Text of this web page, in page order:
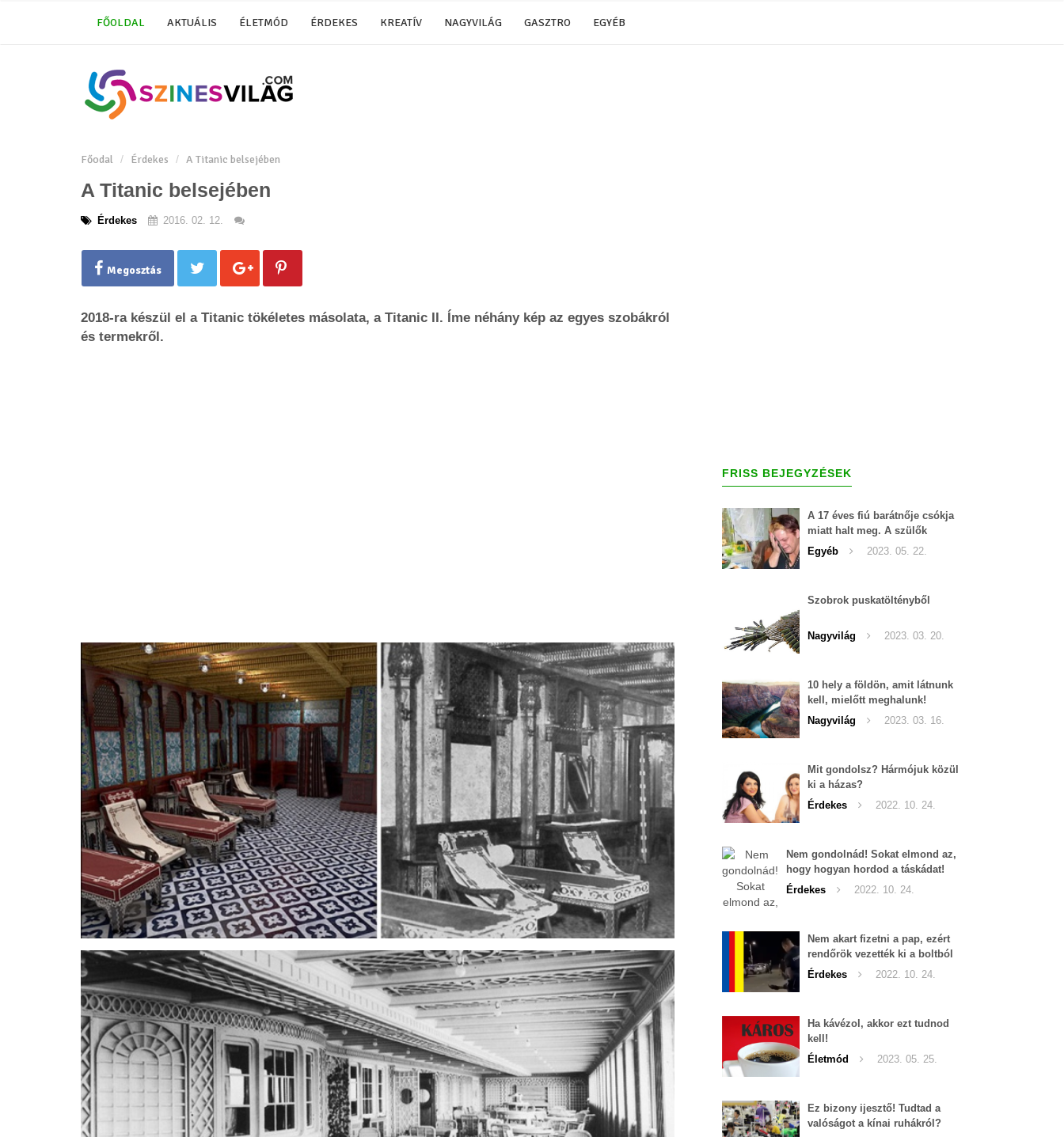
FŐOLDAL AKTUÁLIS ÉLETMÓD ÉRDEKES KREATÍV NAGYVILÁG GASZTRO EGYÉB
Főodal Érdekes A Titanic belsejében
A Titanic belsejében
Érdekes 2016. 02. 12.
Megosztás
2018-ra készül el a Titanic tökéletes másolata, a Titanic II. Íme néhány kép az egyes szobákról
és termekről.
FRISS BEJEGYZÉSEK
A 17 éves fiú barátnője csókja
miatt halt meg. A szülők
szerint a lány a hibás
Egyéb 2023. 05. 22.
Szobrok puskatöltényből
Nagyvilág 2023. 03. 20.
10 hely a földön, amit látnunk
kell, mielőtt meghalunk!
Nagyvilág
2023. 03. 16.
Mit gondolsz? Hármójuk közül
ki a házas?
Érdekes
2022. 10. 24.
Nem gondolnád! Sokat elmond az,
hogy hogyan hordod a táskádat!
Érdekes
2022. 10. 24.
Nem akart fizetni a pap, ezért
rendőrök vezették ki a boltból
Érdekes
2022. 10. 24.
Ha kávézol, akkor ezt tudnod
kell!
Életmód
2023. 05. 25.
Ez bizony ijesztő! Tudtad a
valóságot a kínai ruhákról?